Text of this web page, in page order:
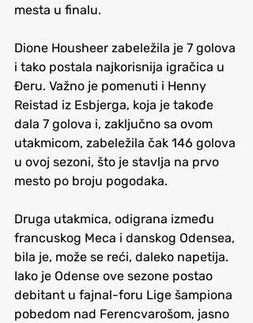
mesta u finalu.
Dione Housheer zabeležila je 7 golova
i tako postala najkorisnija igračica u
Đeru. Važno je pomenuti i Henny
Reistad iz Esbjerga, koja je takođe
dala 7 golova i, zaključno sa ovom
utakmicom, zabeležila čak 146 golova
u ovoj sezoni, što je stavlja na prvo
mesto po broju pogodaka.
Druga utakmica, odigrana između
francuskog Meca i danskog Odensea,
bila je, može se reći, daleko napetija.
Iako je Odense ove sezone postao
debitant u fajnal-foru Lige šampiona
pobedom nad Ferencvarošom, jasno